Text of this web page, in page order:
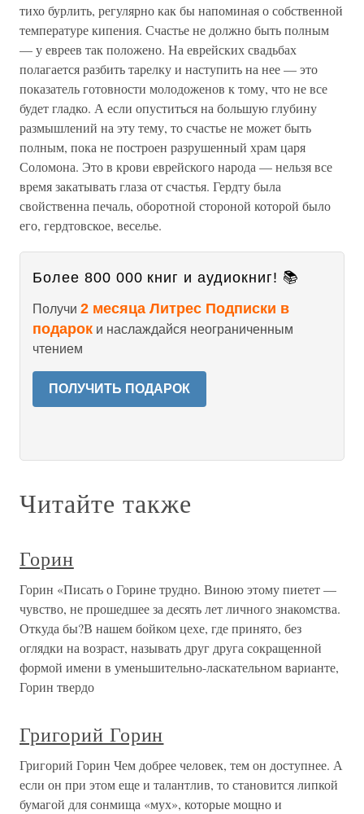
тихо бурлить, регулярно как бы напоминая о собственной
температуре кипения. Счастье не должно быть полным
— у евреев так положено. На еврейских свадьбах
полагается разбить тарелку и наступить на нее — это
показатель готовности молодоженов к тому, что не все
будет гладко. А если опуститься на большую глубину
размышлений на эту тему, то счастье не может быть
полным, пока не построен разрушенный храм царя
Соломона. Это в крови еврейского народа — нельзя все
время закатывать глаза от счастья. Гердту была
свойственна печаль, оборотной стороной которой было
его, гердтовское, веселье.
Более 800 000 книг и аудиокниг! 📚
Получи 2 месяца Литрес Подписки в
подарок и наслаждайся неограниченным
чтением
ПОЛУЧИТЬ ПОДАРОК
Читайте также
Горин
Горин «Писать о Горине трудно. Виною этому пиетет —
чувство, не прошедшее за десять лет личного знакомства.
Откуда бы?В нашем бойком цехе, где принято, без
оглядки на возраст, называть друг друга сокращенной
формой имени в уменьшительно-ласкательном варианте,
Горин твердо
Григорий Горин
Григорий Горин Чем добрее человек, тем он доступнее. А
если он при этом еще и талантлив, то становится липкой
бумагой для сонмища «мух», которые мощно и